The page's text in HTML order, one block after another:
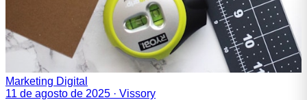
Marketing Digital
11 de agosto de 2025 · Vissory